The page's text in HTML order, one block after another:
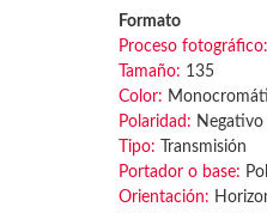
Formato
Proceso fotográfico:
Tamaño: 135
Color:
Polaridad: Negativo
Tipo: Transmisión
Portador o base:
Orientación: